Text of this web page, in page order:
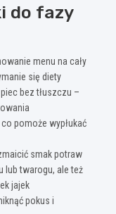
do fazy
menu na cały
się diety
bez tłuszczu –
co pomoże wypłukać
smak potraw
lub twarogu, ale też
jajek
pokus i